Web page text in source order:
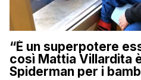
“È un superpotere
così Mattia Villardita
Spiderman per i